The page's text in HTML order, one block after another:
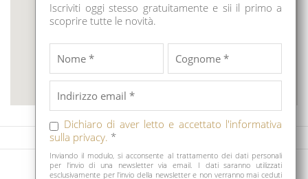
Impronta
LA MERIDIANA IMMOBILIARE - COPYRIGHT 2026
Iscriviti oggi stesso gratuitamente e sii il primo a
scoprire tutte le novità.
Dichiaro di aver letto e accettato l'informativa
sulla privacy. *
Inviando il modulo, si acconsente al trattamento dei dati personali
per l'invio di una newsletter via email. I dati saranno utilizzati
esclusivamente per l'invio della newsletter e non verranno mai ceduti